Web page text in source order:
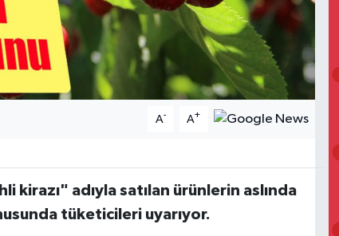
A- A+
kirazı" adıyla satılan ürünlerin aslında
tüketicileri uyarıyor.